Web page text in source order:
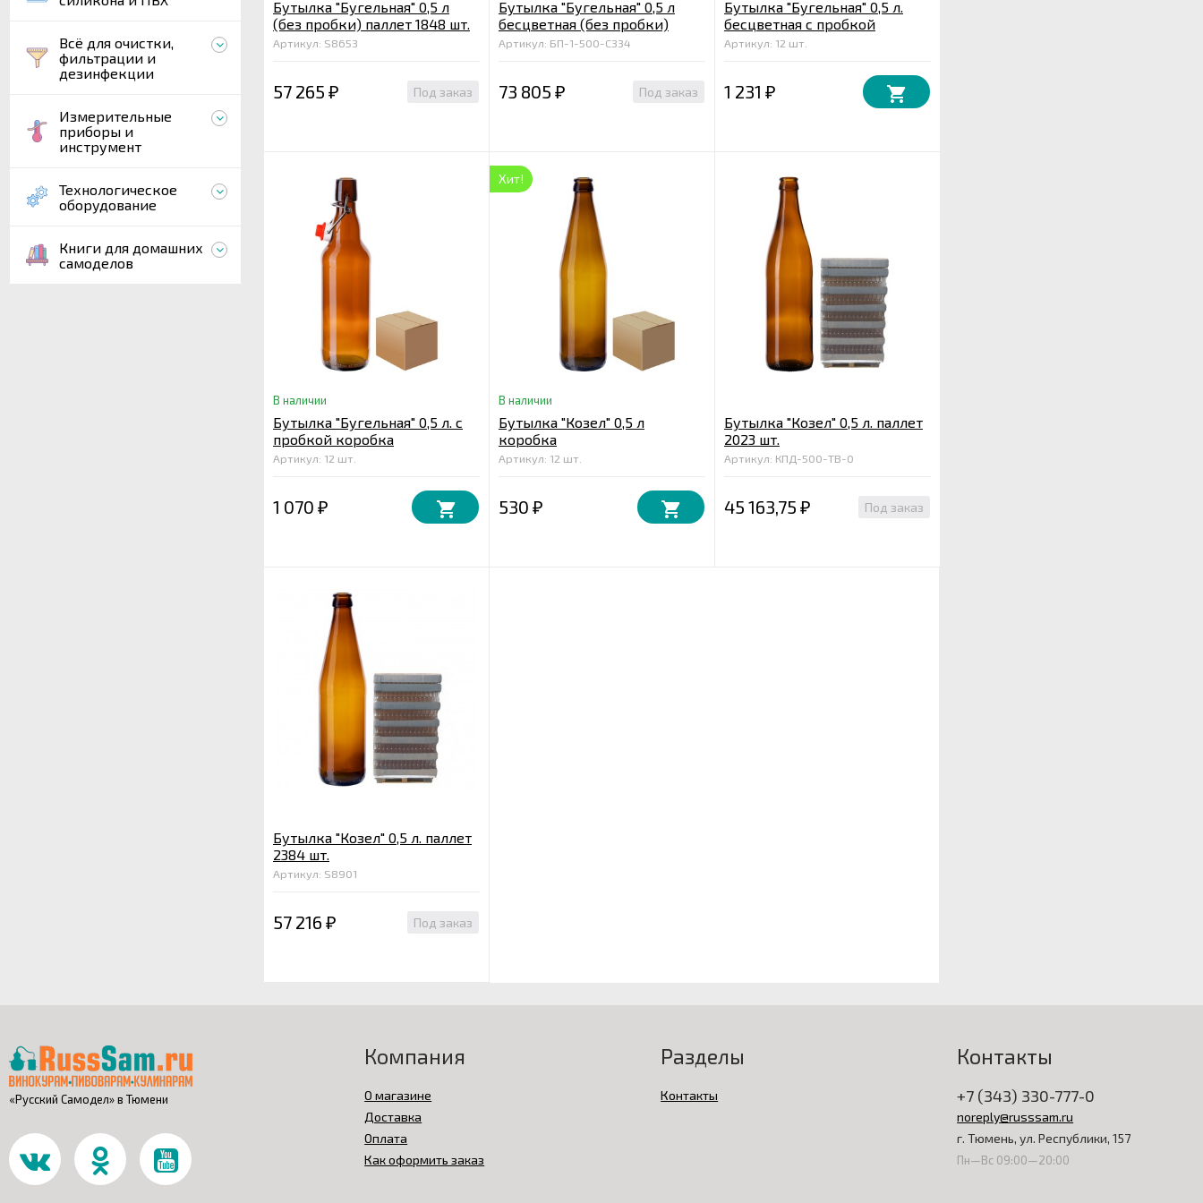
Всё для очистки,
фильтрации и
дезинфекции
Измерительные
приборы и
инструмент
Технологическое
оборудование
Книги для домашних
самоделов
Бутылка "Бугельная" 0,5 л
(без пробки) паллет 1848 шт.
Артикул: S8653
57 265 ₽ Под заказ
Бутылка "Бугельная" 0,5 л
бесцветная (без пробки)
паллет 1848 шт.
Артикул: БП-1-500-С334
73 805 ₽ Под заказ
Бутылка "Бугельная" 0,5 л.
бесцветная с пробкой
коробка
Артикул: 12 шт.
1 231 ₽
В наличии
Бутылка "Бугельная" 0,5 л. с
пробкой коробка
Артикул: 12 шт.
1 070 ₽
Хит!
В наличии
Бутылка "Козел" 0,5 л
коробка
Артикул: 12 шт.
530 ₽
Бутылка "Козел" 0,5 л. паллет
2023 шт.
Артикул: КПД-500-ТВ-0
45 163,75 ₽ Под заказ
Бутылка "Козел" 0,5 л. паллет
2384 шт.
Артикул: S8901
57 216 ₽ Под заказ
«Русский Самодел» в Тюмени
Компания
О магазине
Доставка
Оплата
Как оформить заказ
Разделы
Контакты
Контакты
+7 (343) 330-777-0
noreply@russsam.ru
г. Тюмень, ул. Республики, 157
Пн—Вс 09:00—20:00